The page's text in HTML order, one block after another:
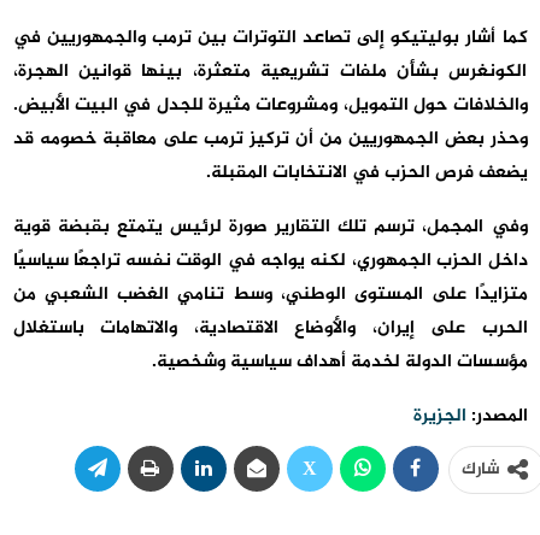
كما أشار بوليتيكو إلى تصاعد التوترات بين ترمب والجمهوريين في
الكونغرس بشأن ملفات تشريعية متعثرة، بينها قوانين الهجرة،
والخلافات حول التمويل، ومشروعات مثيرة للجدل في البيت الأبيض.
وحذر بعض الجمهوريين من أن تركيز ترمب على معاقبة خصومه قد
يضعف فرص الحزب في الانتخابات المقبلة.
وفي المجمل، ترسم تلك التقارير صورة لرئيس يتمتع بقبضة قوية
داخل الحزب الجمهوري، لكنه يواجه في الوقت نفسه تراجعًا سياسيًا
متزايدًا على المستوى الوطني، وسط تنامي الغضب الشعبي من
الحرب على إيران، والأوضاع الاقتصادية، والاتهامات باستغلال
مؤسسات الدولة لخدمة أهداف سياسية وشخصية.
المصدر: الجزيرة
شارك